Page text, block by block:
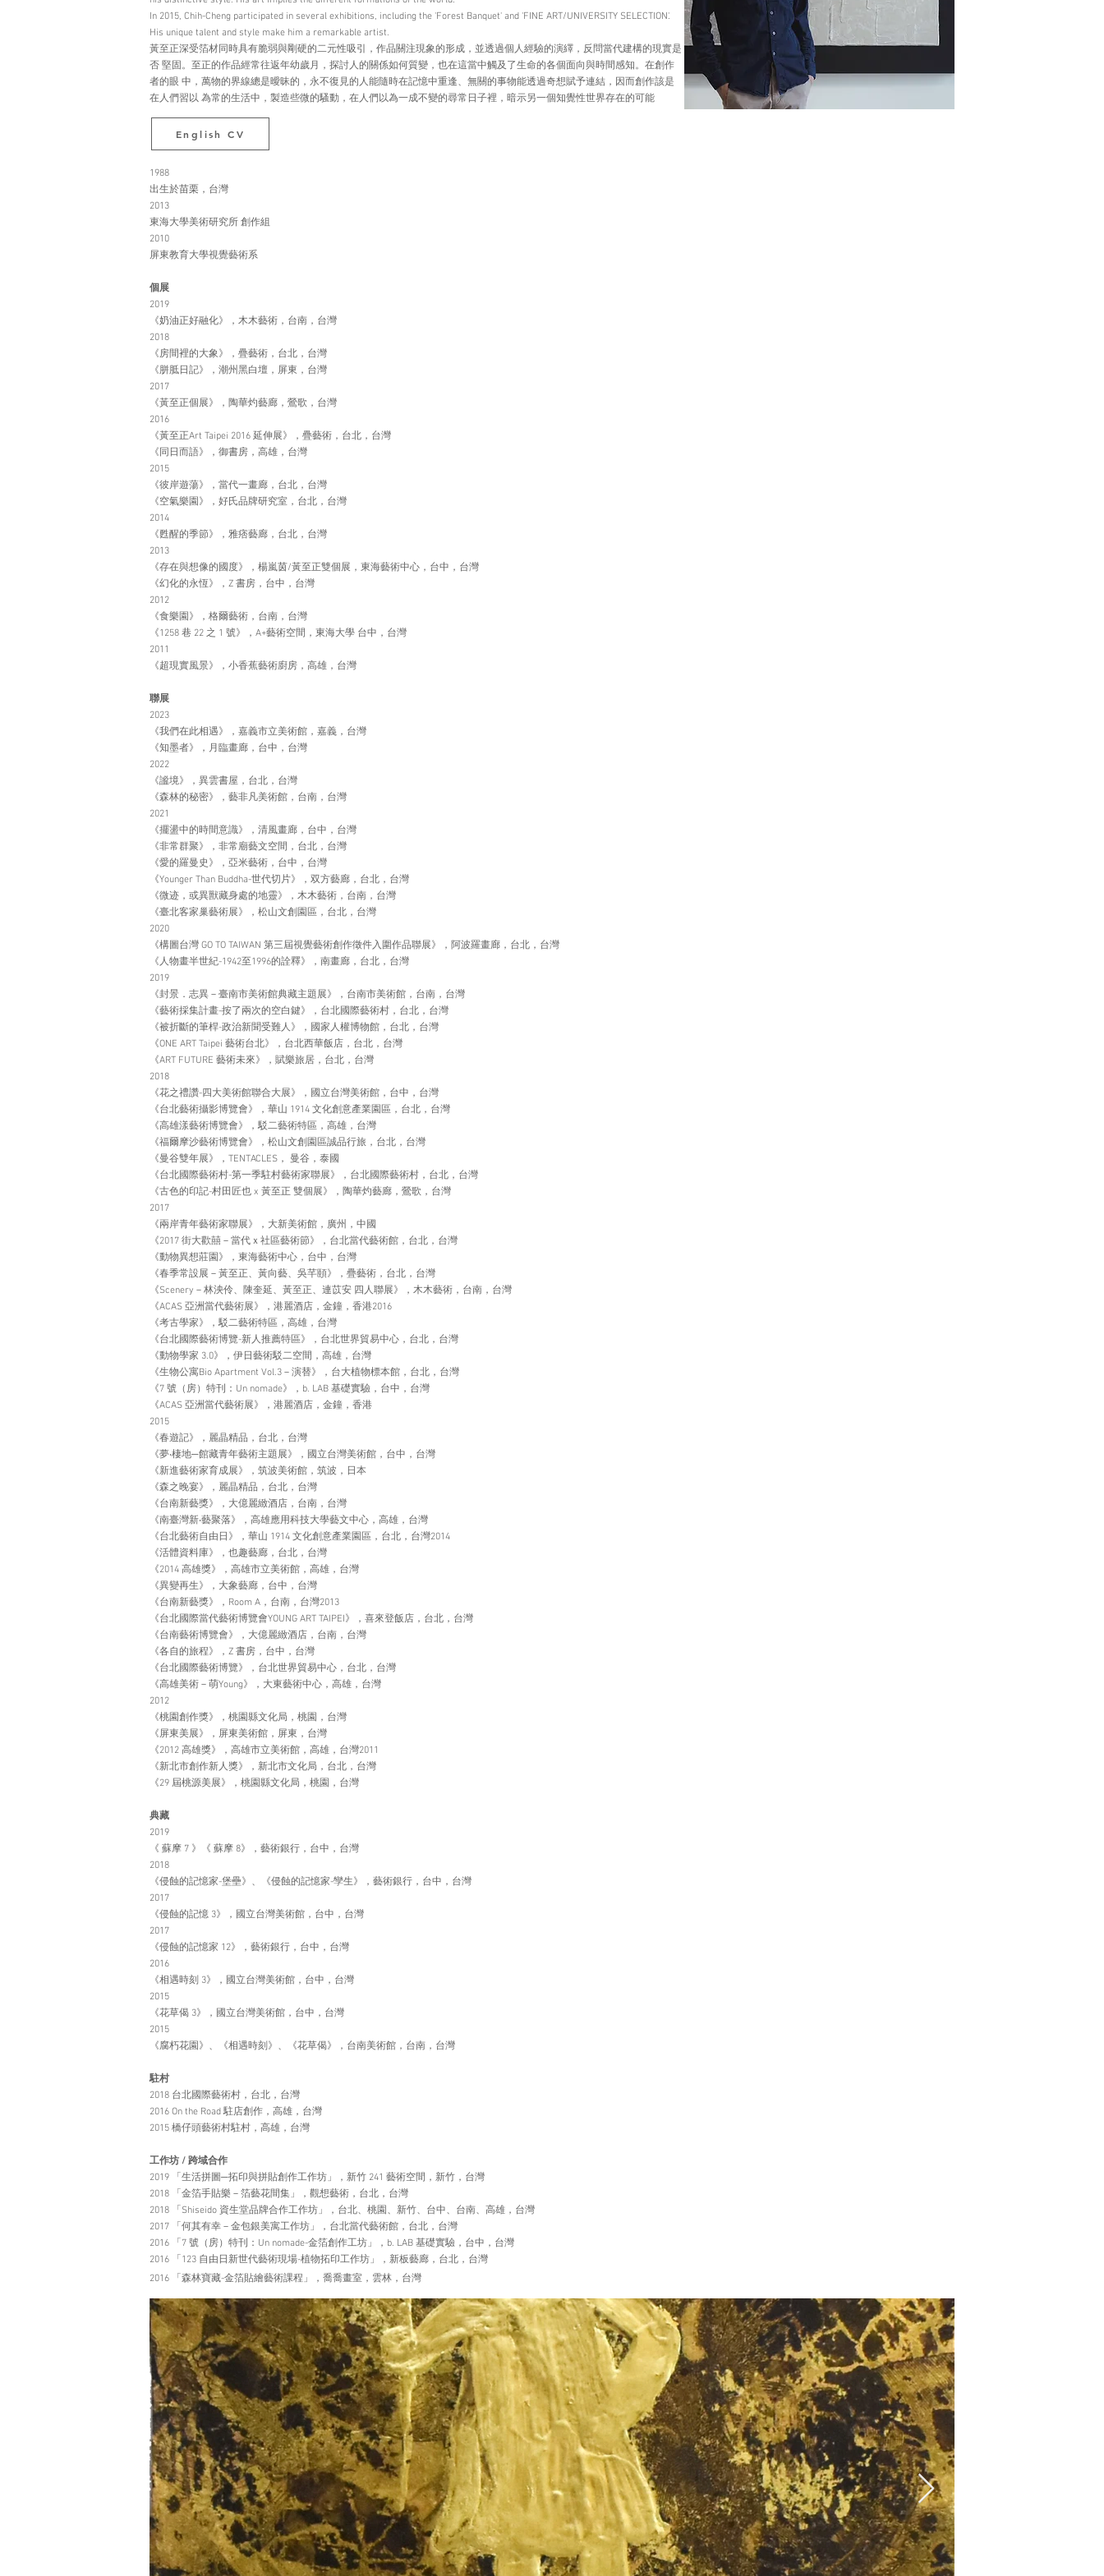
In 2015, Chih-Cheng participated in several exhibitions, including the 'Forest Banquet' and 'FINE ART/UNIVERSITY SELECTION'.
His unique talent and style make him a remarkable artist.
黃至正深受箔材同時具有脆弱與剛硬的二元性吸引，作品關注現象的形成，並透過個人經驗的演繹，反問當代建構的現實是
否 堅固。至正的作品經常往返年幼歲月，探討人的關係如何質變，也在這當中觸及了生命的各個面向與時間感知。在創作
者的眼 中，萬物的界線總是曖昧的，永不復見的人能隨時在記憶中重逢、無關的事物能透過奇想賦予連結，因而創作該是
在人們習以 為常的生活中，製造些微的騷動，在人們以為一成不變的尋常日子裡，暗示另一個知覺性世界存在的可能
English CV
1988
出生於苗栗，台灣
2013
東海大學美術研究所 創作組
2010
屏東教育大學視覺藝術系
個展
2019
《奶油正好融化》，木木藝術，台南，台灣
2018
《房間裡的大象》，疊藝術，台北，台灣
《胼胝日記》，潮州黑白壇，屏東，台灣
2017
《黃至正個展》，陶華灼藝廊，鶯歌，台灣
2016
《黃至正Art Taipei 2016 延伸展》，疊藝術，台北，台灣
《同日而語》，御書房，高雄，台灣
2015
《彼岸遊蕩》，當代一畫廊，台北，台灣
《空氣樂園》，好氏品牌研究室，台北，台灣
2014
《甦醒的季節》，雅痞藝廊，台北，台灣
2013
《存在與想像的國度》，楊嵐茵/黃至正雙個展，東海藝術中心，台中，台灣
《幻化的永恆》，Z 書房，台中，台灣
2012
《食樂園》，格爾藝術，台南，台灣
《1258 巷 22 之 1 號》，A+藝術空間，東海大學 台中，台灣
2011
《超現實風景》，小香蕉藝術廚房，高雄，台灣
聯展
2023
《我們在此相遇》，嘉義市立美術館，嘉義，台灣
《知墨者》，月臨畫廊，台中，台灣
2022
《謐境》，異雲書屋，台北，台灣
《森林的秘密》，藝非凡美術館，台南，台灣
2021
《擺盪中的時間意識》，清風畫廊，台中，台灣
《非常群聚》，非常廟藝文空間，台北，台灣
《愛的羅曼史》，亞米藝術，台中，台灣
《Younger Than Buddha-世代切片》，双方藝廊，台北，台灣
《微迹，或異獸藏身處的地靈》，木木藝術，台南，台灣
《臺北客家巢藝術展》，松山文創園區，台北，台灣
2020
《構圖台灣 GO TO TAIWAN 第三屆視覺藝術創作徵件入圍作品聯展》，阿波羅畫廊，台北，台灣
《人物畫半世紀-1942至1996的詮釋》，南畫廊，台北，台灣
2019
《封景．志異－臺南市美術館典藏主題展》，台南市美術館，台南，台灣
《藝術採集計畫-按了兩次的空白鍵》，台北國際藝術村，台北，台灣
《被折斷的筆桿-政治新聞受難人》，國家人權博物館，台北，台灣
《ONE ART Taipei 藝術台北》，台北西華飯店，台北，台灣
《ART FUTURE 藝術未來》，賦樂旅居，台北，台灣
2018
《花之禮讚-四大美術館聯合大展》，國立台灣美術館，台中，台灣
《台北藝術攝影博覽會》，華山 1914 文化創意產業園區，台北，台灣
《高雄漾藝術博覽會》，駁二藝術特區，高雄，台灣
《福爾摩沙藝術博覽會》，松山文創園區誠品行旅，台北，台灣
《曼谷雙年展》，TENTACLES， 曼谷，泰國
《台北國際藝術村-第一季駐村藝術家聯展》，台北國際藝術村，台北，台灣
《古色的印記-村田匠也 x 黃至正 雙個展》，陶華灼藝廊，鶯歌，台灣
2017
《兩岸青年藝術家聯展》，大新美術館，廣州，中國
《2017 街大歡囍－當代ｘ社區藝術節》，台北當代藝術館，台北，台灣
《動物異想莊園》，東海藝術中心，台中，台灣
《春季常設展－黃至正、黃向藝、吳芊頤》，疊藝術，台北，台灣
《Scenery－林泱伶、陳奎延、黃至正、連苡安 四人聯展》，木木藝術，台南，台灣
《ACAS 亞洲當代藝術展》，港麗酒店，金鐘，香港2016
《考古學家》，駁二藝術特區，高雄，台灣
《台北國際藝術博覽-新人推薦特區》，台北世界貿易中心，台北，台灣
《動物學家 3.0》，伊日藝術駁二空間，高雄，台灣
《生物公寓Bio Apartment Vol.3－演替》，台大植物標本館，台北，台灣
《7 號（房）特刊：Un nomade》，b. LAB 基礎實驗，台中，台灣
《ACAS 亞洲當代藝術展》，港麗酒店，金鐘，香港
2015
《春遊記》，麗晶精品，台北，台灣
《夢‧棲地─館藏青年藝術主題展》，國立台灣美術館，台中，台灣
《新進藝術家育成展》，筑波美術館，筑波，日本
《森之晚宴》，麗晶精品，台北，台灣
《台南新藝獎》，大億麗緻酒店，台南，台灣
《南臺灣新‧藝聚落》，高雄應用科技大學藝文中心，高雄，台灣
《台北藝術自由日》，華山 1914 文化創意產業園區，台北，台灣2014
《活體資料庫》，也趣藝廊，台北，台灣
《2014 高雄獎》，高雄市立美術館，高雄，台灣
《異變再生》，大象藝廊，台中，台灣
《台南新藝獎》，Room A，台南，台灣2013
《台北國際當代藝術博覽會YOUNG ART TAIPEI》，喜來登飯店，台北，台灣
《台南藝術博覽會》，大億麗緻酒店，台南，台灣
《各自的旅程》，Z 書房，台中，台灣
《台北國際藝術博覽》，台北世界貿易中心，台北，台灣
《高雄美術－萌Young》，大東藝術中心，高雄，台灣
2012
《桃園創作獎》，桃園縣文化局，桃園，台灣
《屏東美展》，屏東美術館，屏東，台灣
《2012 高雄獎》，高雄市立美術館，高雄，台灣2011
《新北市創作新人獎》，新北市文化局，台北，台灣
《29 屆桃源美展》，桃園縣文化局，桃園，台灣
典藏
2019
《 蘇摩 7 》《 蘇摩 8》，藝術銀行，台中，台灣
2018
《侵蝕的記憶家-堡壘》、《侵蝕的記憶家-孿生》，藝術銀行，台中，台灣
2017
《侵蝕的記憶 3》，國立台灣美術館，台中，台灣
2017
《侵蝕的記憶家 12》，藝術銀行，台中，台灣
2016
《相遇時刻 3》，國立台灣美術館，台中，台灣
2015
《花草偈 3》，國立台灣美術館，台中，台灣
2015
《腐朽花園》、《相遇時刻》、《花草偈》，台南美術館，台南，台灣
駐村
2018 台北國際藝術村，台北，台灣
2016 On the Road 駐店創作，高雄，台灣
2015 橋仔頭藝術村駐村，高雄，台灣
工作坊 / 跨域合作
2019 「生活拼圖─拓印與拼貼創作工作坊」，新竹 241 藝術空間，新竹，台灣
2018 「金箔手貼樂－箔藝花間集」，觀想藝術，台北，台灣
2018 「Shiseido 資生堂品牌合作工作坊」，台北、桃園、新竹、台中、台南、高雄，台灣
2017 「何其有幸－金包銀美寓工作坊」，台北當代藝術館，台北，台灣
2016 「7 號（房）特刊：Un nomade-金箔創作工坊」，b. LAB 基礎實驗，台中，台灣
2016 「123 自由日新世代藝術現場-植物拓印工作坊」，新板藝廊，台北，台灣
2016 「森林寶藏-金箔貼繪藝術課程」，喬喬畫室，雲林，台灣